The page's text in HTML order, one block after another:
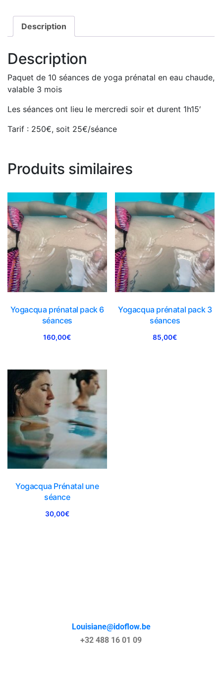
Description
Description
Paquet de 10 séances de yoga prénatal en eau chaude,
valable 3 mois
Les séances ont lieu le mercredi soir et durent 1h15′
Tarif : 250€, soit 25€/séance
Produits similaires
Yogacqua prénatal pack 6
séances
160,00€
Yogacqua prénatal pack 3
séances
85,00€
Yogacqua Prénatal une
séance
30,00€
Louisiane@idoflow.be
+32 488 16 01 09